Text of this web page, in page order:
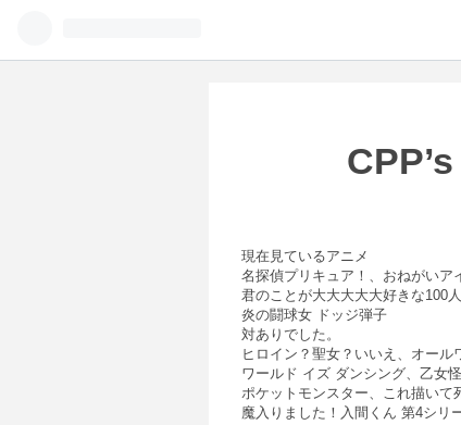
現在見ているアニメ
名探偵プリキュア！、おねがいア
君のことが大大大大大好きな100
炎の闘球女 ドッジ弾子
対ありでした。
ヒロイン？聖女？いいえ、オール
ワールド イズ ダンシング、乙女
ポケットモンスター、これ描いて
魔入りました！入間くん 第4シリ